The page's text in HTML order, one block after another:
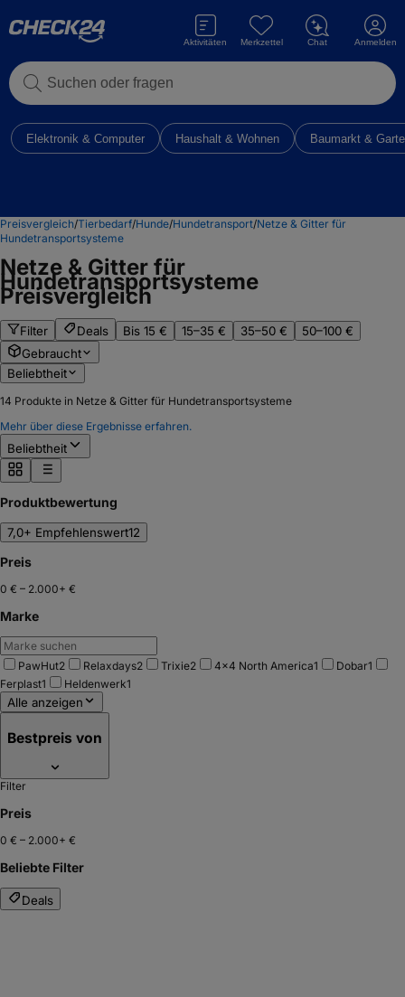
Suchen oder fragen
Aktivitäten Merkzettel Chat Anmelden
Elektronik & Computer Haushalt & Wohnen Baumarkt &
Preisvergleich/Tierbedarf/Hunde/Hundetransport/Netze & Gitter für
Hundetransportsysteme
Netze & Gitter für
Hundetransportsysteme
Preisvergleich
Filter Deals Bis 15 € 15–35 € 35–50 €
50–100 €
Gebraucht
Beliebtheit
14 Produkte in Netze & Gitter für Hundetransportsysteme
Mehr über diese Ergebnisse erfahren.
Beliebtheit
Produktbewertung
7,0+ Empfehlenswert12
Preis
0 € – 2.000+ €
Marke
PawHut2 Relaxdays2 Trixie2 4x4 North America1 Dobar1
Ferplast1 Heldenwerk1
Alle anzeigen
Bestpreis von
Filter
Preis
0 € – 2.000+ €
Beliebte Filter
Deals